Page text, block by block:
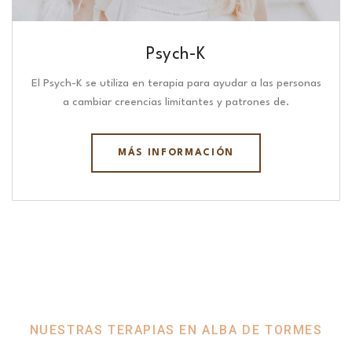
Psych-K
El Psych-K se utiliza en terapia para ayudar a las personas
a cambiar creencias limitantes y patrones de.
MÁS INFORMACIÓN
NUESTRAS TERAPIAS EN ALBA DE TORMES